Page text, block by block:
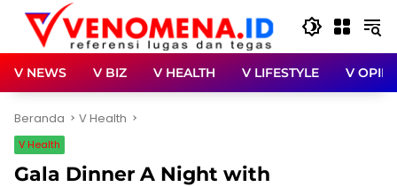
Langsung
konten
V NEWS V BIZ V HEALTH V LIFESTYLE V OPINI
Beranda V Health
V Health
Gala Dinner A Night with